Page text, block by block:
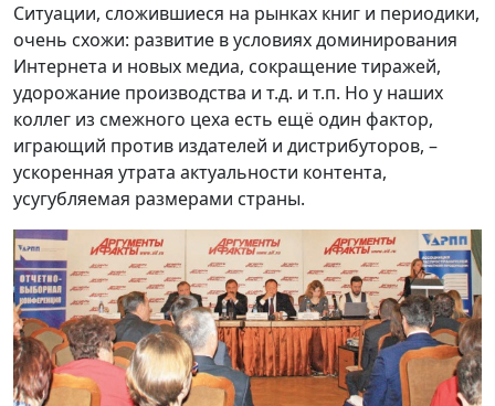
Ситуации, сложившиеся на рынках книг и периодики,
очень схожи: развитие в условиях доминирования
Интернета и новых медиа, сокращение тиражей,
удорожание производства и т.д. и т.п. Но у наших
коллег из смежного цеха есть ещё один фактор,
играющий против издателей и дистрибуторов, –
ускоренная утрата актуальности контента,
усугубляемая размерами страны.